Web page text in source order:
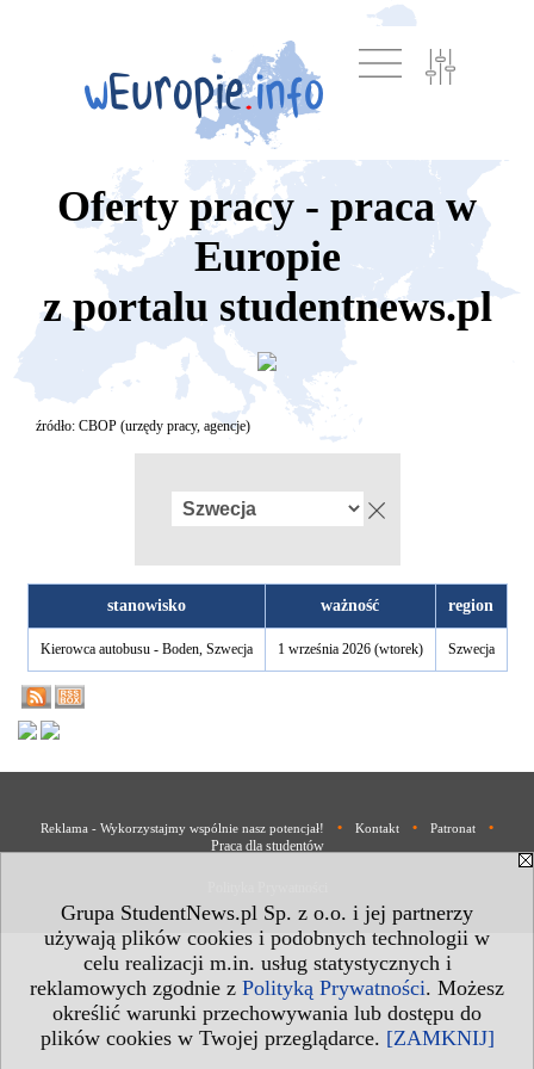
Grupa StudentNews.pl Sp. z o.o. i jej partnerzy
używają plików cookies i podobnych technologii w
celu realizacji m.in. usług statystycznych i
reklamowych zgodnie z Polityką Prywatności. Możesz
określić warunki przechowywania lub dostępu do
plików cookies w Twojej przeglądarce. [ZAMKNIJ]
Oferty pracy - praca w
Europie
z portalu studentnews.pl
źródło: CBOP (urzędy pracy, agencje)
stanowisko ważność region
Kierowca autobusu - Boden, Szwecja 1 września 2026 (wtorek) Szwecja
Reklama - Wykorzystajmy wspólnie nasz potencjał! • Kontakt • Patronat
•
Praca dla studentów